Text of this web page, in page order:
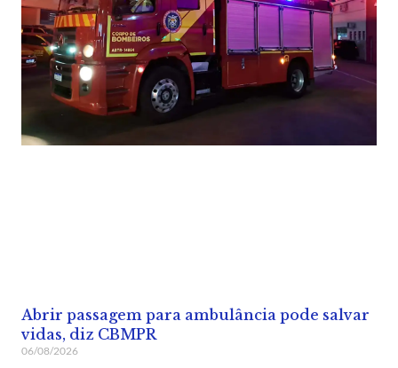
Abrir passagem para ambulância pode salvar
vidas, diz CBMPR
06/08/2026